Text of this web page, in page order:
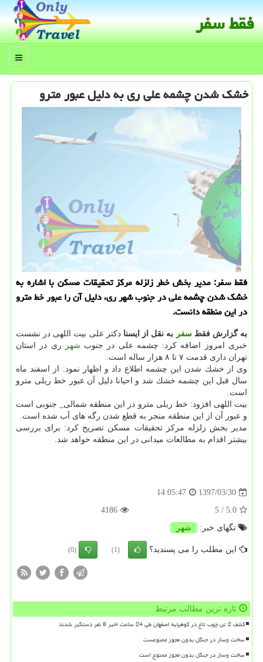
فقط سفر
منو
خشك شدن چشمه علی ری به دلیل عبور مترو
فقط سفر: مدیر بخش خطر زلزله مركز تحقیقات مسكن با اشاره به
خشك شدن چشمه علی در جنوب شهر ری، دلیل آن را عبور خط مترو
در این منطقه دانست.
به گزارش فقطسفر به نقل از ایسنا دكتر علی بیت اللهی در نشست
خبری امروز اضافه كرد: چشمه علی در جنوب شهر
ری در استان
تهران داری قدمت ۷ تا ۸ هزار ساله است.
وی از خشك شدن این چشمه اطلاع داد و اظهار نمود: از اسفند ماه
سال قبل این چشمه خشك شد و احیانا دلیل آن عبور خط ریلی مترو
است.
بیت اللهی افزود: خط ریلی مترو در این منطقه شمالی_ جنوبی است
و عبور آن از این منطقه منجر به قطع شدن رگه های آب شده است.
مدیر بخش زلزله مركز تحقیقات مسكن تصریح كرد: برای بررسی
بیشتر اقدام به مطالعات میدانی در این منطقه خواهد شد.
1397/03/30
14:05:47
5.0
/ 5
4186
تگهای خبر:
شهر
این مطلب را می پسندید؟ (1)
(0)
تازه ترین مطالب مرتبط
کشف 2 تن چوب تاغ در کوهپایه اصفهان طی 24 ساعت اخیر 8 نفر دستگیر شدند
ساخت وساز در جنگل بدون مجوز ممنوعست
ساخت وساز در جنگل بدون مجوز ممنوع است